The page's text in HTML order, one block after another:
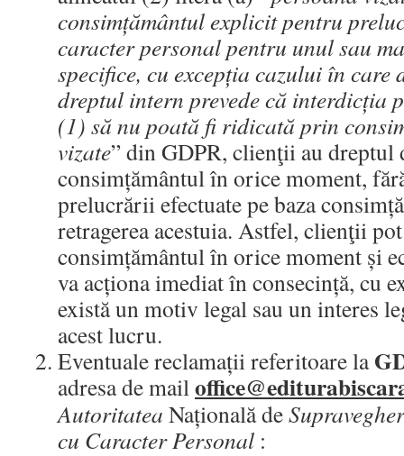
consimțământul explicit pentru
caracter personal pentru unul sau
specifice, cu excepția cazului în
dreptul intern prevede că interdicția
(1) să nu poată fi ridicată prin
vizate” din GDPR, clienţii au dreptul
consimțământul în orice moment,
prelucrării efectuate pe baza
retragerea acestuia. Astfel, clienţii
consimțământul în orice moment și
va acționa imediat în consecință, cu
există un motiv legal sau un interes
acest lucru.
Eventuale reclamații referitoare la
adresa de mail
Autoritatea Națională de
cu Caracter Personal :